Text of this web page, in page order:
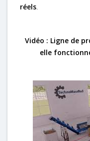
réels.
Vidéo : Ligne de
elle